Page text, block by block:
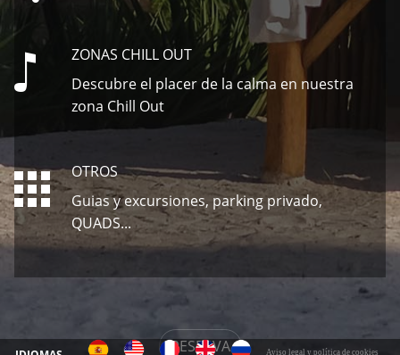
ZONAS CHILL OUT
Descubre el placer de la calma en nuestra
zona Chill Out
OTROS
Guias y excursiones, parking privado,
QUADS...
RESERVA Aviso legal y política de cookies